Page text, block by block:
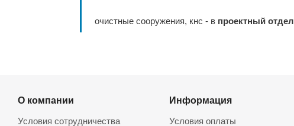
очистные сооружения, кнс - в проектный отдел
О компании
Условия сотрудничества
Информация
Условия оплаты